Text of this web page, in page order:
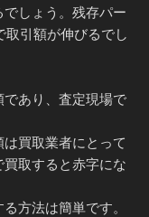
しょう。残存パー
引額が伸びるでし
であり、査定現場で
買取業者にとって
取すると赤字にな
方法は簡単です。